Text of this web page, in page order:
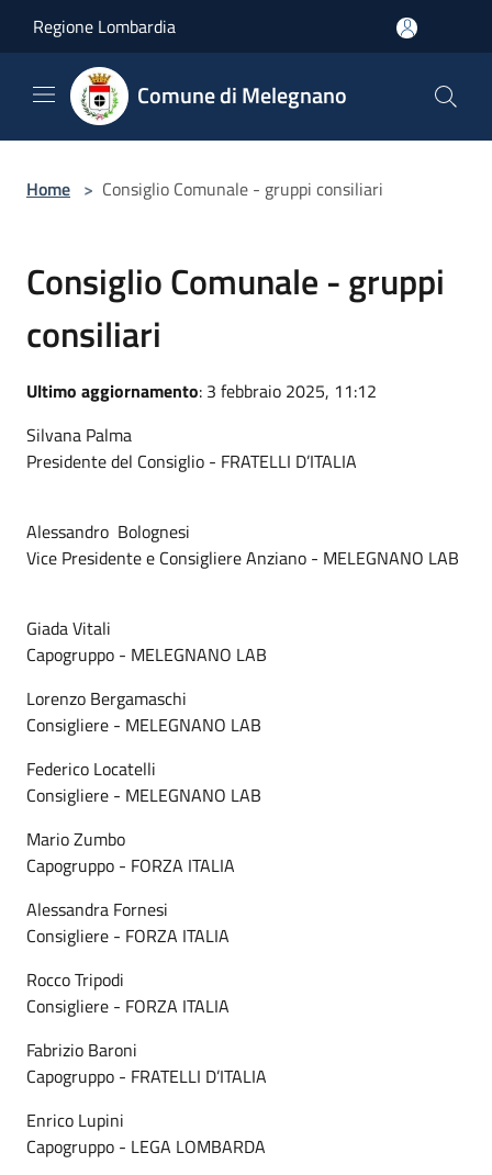
Regione Lombardia
Comune di Melegnano
Home > Consiglio Comunale - gruppi consiliari
Consiglio Comunale - gruppi
consiliari
Ultimo aggiornamento: 3 febbraio 2025, 11:12
Silvana Palma
Presidente del Consiglio - FRATELLI D’ITALIA
Alessandro Bolognesi
Vice Presidente e Consigliere Anziano - MELEGNANO LAB
Giada Vitali
Capogruppo - MELEGNANO LAB
Lorenzo Bergamaschi
Consigliere - MELEGNANO LAB
Federico Locatelli
Consigliere - MELEGNANO LAB
Mario Zumbo
Capogruppo - FORZA ITALIA
Alessandra Fornesi
Consigliere - FORZA ITALIA
Rocco Tripodi
Consigliere - FORZA ITALIA
Fabrizio Baroni
Capogruppo - FRATELLI D’ITALIA
Enrico Lupini
Capogruppo - LEGA LOMBARDA